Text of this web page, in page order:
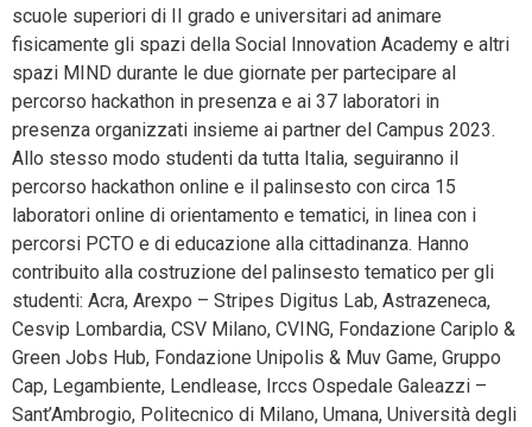
scuole superiori di II grado e universitari ad animare
fisicamente gli spazi della Social Innovation Academy e altri
spazi MIND durante le due giornate per partecipare al
percorso hackathon in presenza e ai 37 laboratori in
presenza organizzati insieme ai partner del Campus 2023.
Allo stesso modo studenti da tutta Italia, seguiranno il
percorso hackathon online e il palinsesto con circa 15
laboratori online di orientamento e tematici, in linea con i
percorsi PCTO e di educazione alla cittadinanza. Hanno
contribuito alla costruzione del palinsesto tematico per gli
studenti: Acra, Arexpo – Stripes Digitus Lab, Astrazeneca,
Cesvip Lombardia, CSV Milano, CVING, Fondazione Cariplo &
Green Jobs Hub, Fondazione Unipolis & Muv Game, Gruppo
Cap, Legambiente, Lendlease, Irccs Ospedale Galeazzi –
Sant’Ambrogio, Politecnico di Milano, Umana, Università degli